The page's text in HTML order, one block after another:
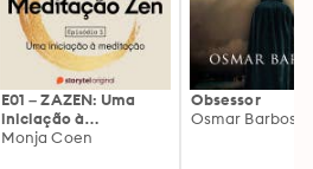
E01 – ZAZEN: Uma
iniciação à
meditação –
Monja Coen
Obsessor
Osmar Barbosa